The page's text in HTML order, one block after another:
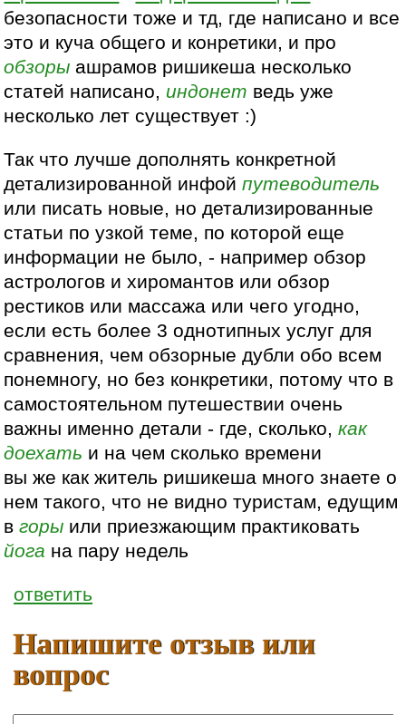
безопасности тоже и тд, где написано и все
это и куча общего и конретики, и про
обзоры ашрамов ришикеша несколько
статей написано, индонет ведь уже
несколько лет существует :)
Так что лучше дополнять конкретной
детализированной инфойпутеводитель
или писать новые, но детализированные
статьи по узкой теме, по которой еще
информации не было, - например обзор
астрологов и хиромантов или обзор
рестиков или массажа или чего угодно,
если есть более 3 однотипных услуг для
сравнения, чем обзорные дубли обо всем
понемногу, но без конкретики, потому что в
самостоятельном путешествии очень
важны именно детали - где, сколько,как
доехать и на чем сколько времени
вы же как житель ришикеша много знаете о
нем такого, что не видно туристам, едущим
вгоры или приезжающим практиковать
йога на пару недель
ответить
Напишите отзыв или
вопрос